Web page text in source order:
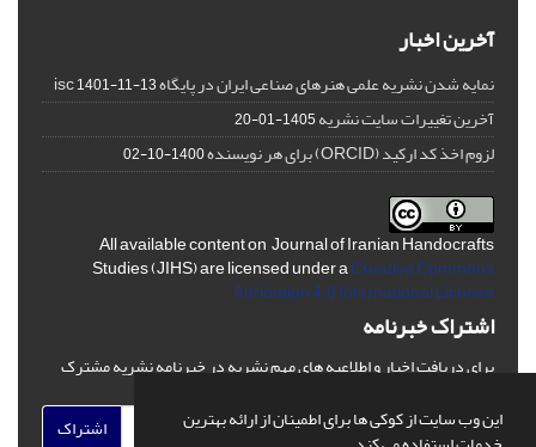
این وب سایت از کوکی ها برای اطمینان از ارائه بهترین
آخرین اخبار
نمایه شدن نشریه علمی هنرهای صناعی ایران در پایگاه isc1401-11-13
آخرین تغییرات سایت نشریه1405-01-20
لزوم اخذ کد ارکید (ORCID) برای هر نویسنده 1400-10-02
All available content on Journal of Iranian Handocrafts
Studies (JIHS) are licensed under aCreative Commons
Attribution 4.0 International License
اشتراک خبرنامه
برای دریافت اخبار و اطلاعیه های مهم نشریه در خبرنامه نشریه مشترک
اشتراک